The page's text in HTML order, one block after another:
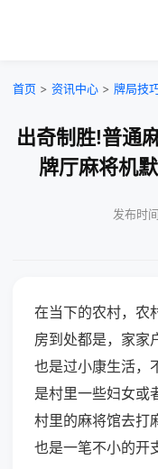
首页 > 资讯中心 > 牌局技
出奇制胜!普通
牌厅麻将机
发布时
在当下的农村，农
房到处都是，家家
也是过小康生活，
是村里一些妇女或
村里的麻将馆去打
也是一笔不小的开